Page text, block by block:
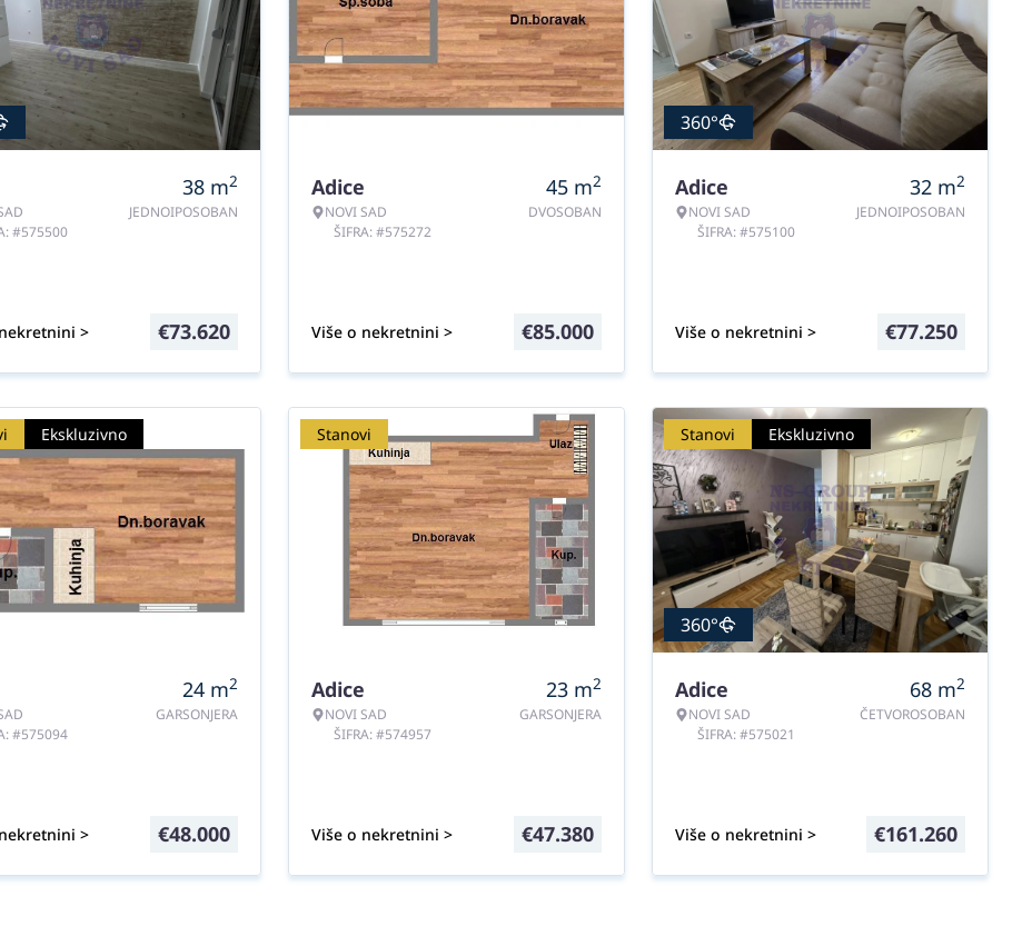
#575500
38 m2
JEDNOIPOSOBAN
> €73.620
Adice
NOVI SAD
ŠIFRA: #575272
45 m2
DVOSOBAN
Više o nekretnini > €85.000
360°
Adice
NOVI SAD
ŠIFRA: #575100
32 m2
JEDNOIPOSOBAN
Više o nekretnini > €77.250
Ekskluzivno
#575094
24 m2
GARSONJERA
> €48.000
Stanovi
Adice
NOVI SAD
ŠIFRA: #574957
23 m2
GARSONJERA
Više o nekretnini > €47.380
Stanovi Ekskluzivno
360°
Adice
NOVI SAD
ŠIFRA: #575021
68 m2
ČETVOROSOBAN
Više o nekretnini > €161.260